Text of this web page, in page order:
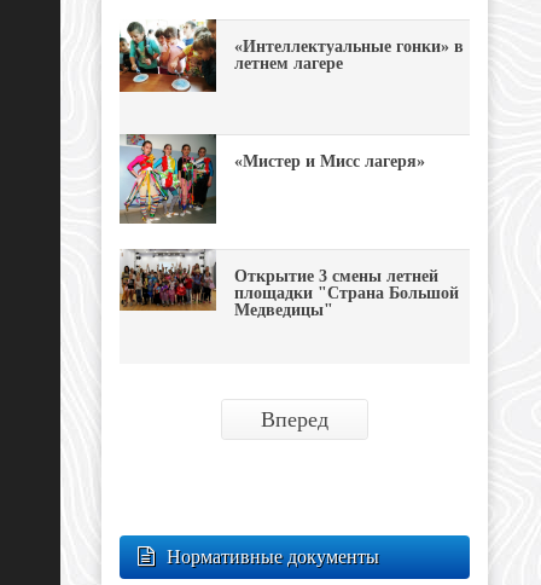
«Интеллектуальные гонки» в
летнем лагере
«Мистер и Мисс лагеря»
Открытие 3 смены летней
площадки "Страна Большой
Медведицы"
Вперед
Нормативные документы